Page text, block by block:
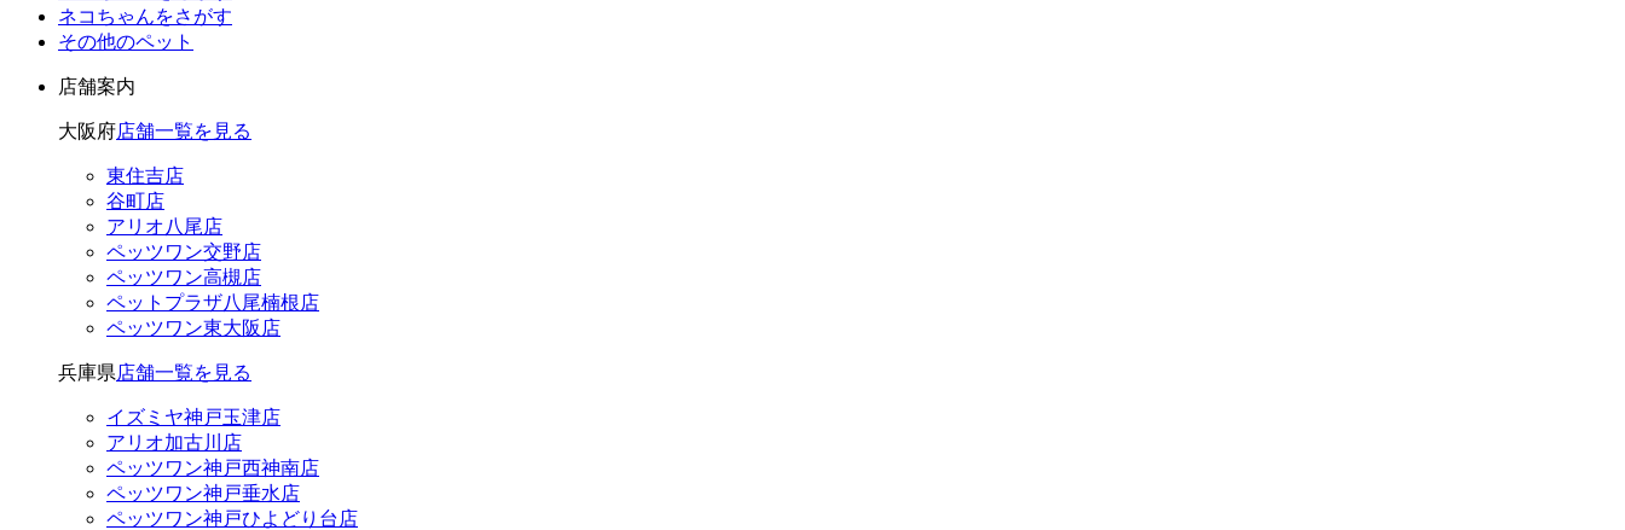
ネコちゃんをさがす
その他のペット
店舗案内
大阪府店舗一覧を見る
東住吉店
谷町店
アリオ八尾店
ペッツワン交野店
ペッツワン高槻店
ペットプラザ八尾楠根店
ペッツワン東大阪店
兵庫県店舗一覧を見る
イズミヤ神戸玉津店
アリオ加古川店
ペッツワン神戸西神南店
ペッツワン神戸垂水店
ペッツワン神戸ひよどり台店